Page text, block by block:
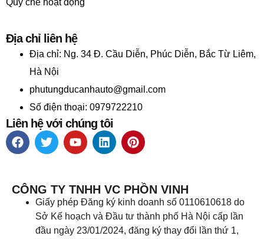
Địa chỉ liên hệ
Địa chỉ: Ng. 34 Đ. Cầu Diễn, Phúc Diễn, Bắc Từ Liêm,
Hà Nội
phutungducanhauto@gmail.com
Số điện thoại: 0979722210
Liên hệ với chúng tôi
CÔNG TY TNHH VC PHỒN VINH
Giấy phép Đăng ký kinh doanh số 0110610618 do
Sở Kế hoạch và Đầu tư thành phố Hà Nội cấp lần
đầu ngày 23/01/2024, đăng ký thay đổi lần thứ 1,